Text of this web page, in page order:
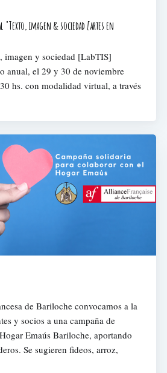
imagen & sociedad [artes en
imagen y sociedad [LabTIS]
anual, el 29 y 30 de noviembre
hs. con modalidad virtual, a través
de Bariloche convocamos a la
y socios a una campaña de
Emaús Bariloche, aportando
Se sugieren fideos, arroz,